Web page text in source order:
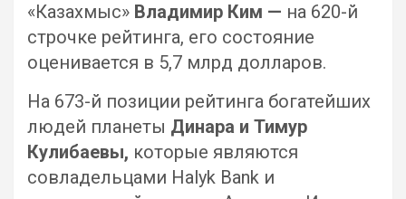
«Казахмыс» Владимир Ким — на 620-й
строчке рейтинга, его состояние
оценивается в 5,7 млрд долларов.
На 673-й позиции рейтинга богатейших
людей планеты Динара и Тимур
Кулибаевы, которые являются
совладельцами Halyk Bank и